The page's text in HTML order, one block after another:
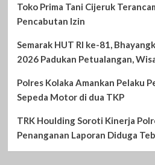
Toko Prima Tani Cijeruk
Pencabutan Izin
Semarak HUT RI ke-81,
2026 Padukan Petualangan,
Polres Kolaka Amankan Pelaku
Sepeda Motor di dua TKP
TRK Houlding Soroti Kinerja
Penanganan Laporan Diduga